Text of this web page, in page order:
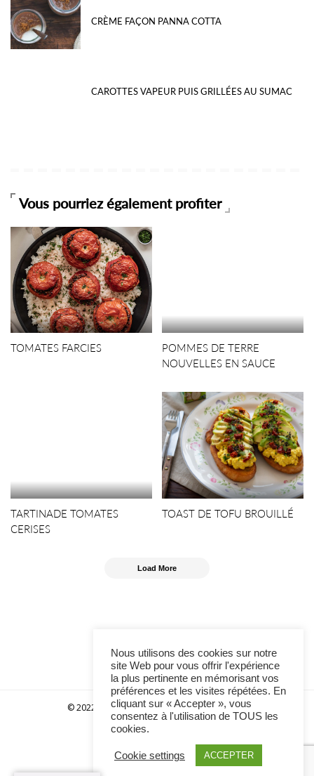
CRÈME FAÇON PANNA COTTA
CAROTTES VAPEUR PUIS GRILLÉES AU SUMAC
Vous pourriez également profiter
TOMATES FARCIES
POMMES DE TERRE
NOUVELLES EN SAUCE
TARTINADE TOMATES
CERISES
TOAST DE TOFU BROUILLÉ
Load More
© 2022–2023 Beauty-Food by Victor Courtois
Nous utilisons des cookies sur notre
site Web pour vous offrir l'expérience
la plus pertinente en mémorisant vos
préférences et les visites répétées. En
cliquant sur « Accepter », vous
consentez à l'utilisation de TOUS les
cookies.
Cookie settings ACCEPTER